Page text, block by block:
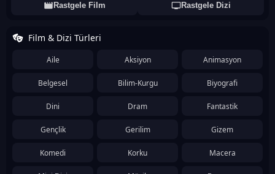
Rastgele Film Rastgele Dizi
Film & Dizi Türleri
Aile Aksiyon Animasyon
Belgesel Bilim-Kurgu Biyografi
Dini Dram Fantastik
Gençlik Gerilim Gizem
Komedi Korku Macera